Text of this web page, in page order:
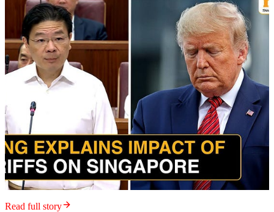
Read full story